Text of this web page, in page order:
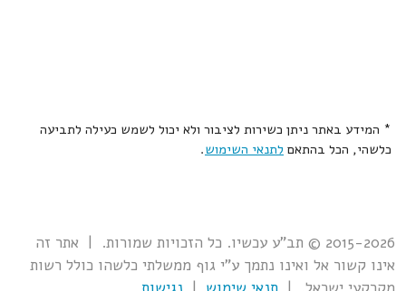
* המידע באתר ניתן כשירות לציבור ולא יכול לשמש כעילה לתביעה
כלשהי, הכל בהתאם לתנאי השימוש.
2015-2026 © תב"ע עכשיו. כל הזכויות שמורות. | אתר זה
אינו קשור אל ואינו נתמך ע"י גוף ממשלתי כלשהו כולל רשות